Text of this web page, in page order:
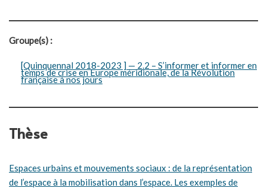
Groupe(s) :
[Quinquennal 2018-2023 ] — 2.2 – S’informer et informer en
temps de crise en Europe méridionale, de la Révolution
française à nos jours
Thèse
Espaces urbains et mouvements sociaux : de la représentation
de l’espace à la mobilisation dans l’espace. Les exemples de